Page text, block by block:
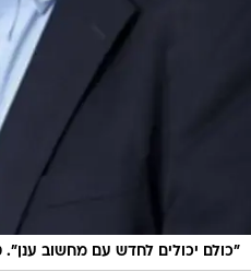
"כולם יכולים לחדש עם מחשוב ענן".